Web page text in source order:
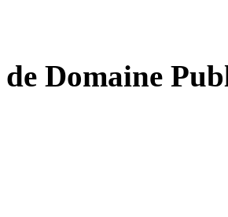
Domaine